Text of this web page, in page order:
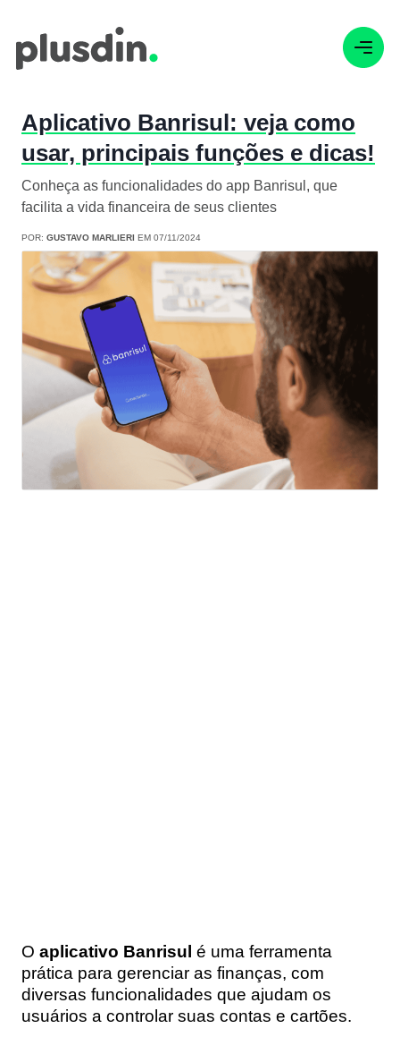
Aplicativo Banrisul: veja como
usar, principais funções e dicas!
Conheça as funcionalidades do app Banrisul, que
facilita a vida financeira de seus clientes
POR: GUSTAVO MARLIERI EM 07/11/2024
O aplicativo Banrisul é uma ferramenta
prática para gerenciar as finanças, com
diversas funcionalidades que ajudam os
usuários a controlar suas contas e cartões.